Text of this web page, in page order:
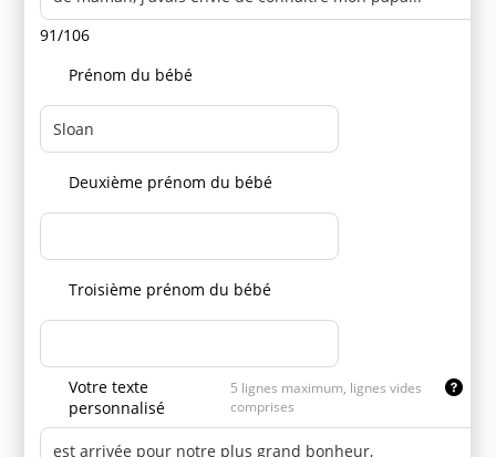
91/106
Prénom du bébé
Deuxième prénom du bébé
Troisième prénom du bébé
Votre texte
personnalisé
5 lignes maximum, lignes vides
comprises